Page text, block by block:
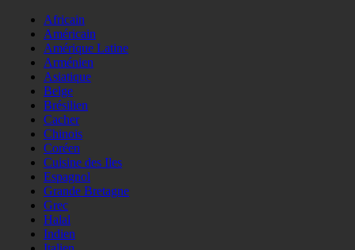
Africain
Américain
Amérique Latine
Arménien
Asiatique
Belge
Brésilien
Cacher
Chinois
Coréen
Cuisine des Iles
Espagnol
Grande Bretagne
Grec
Halal
Indien